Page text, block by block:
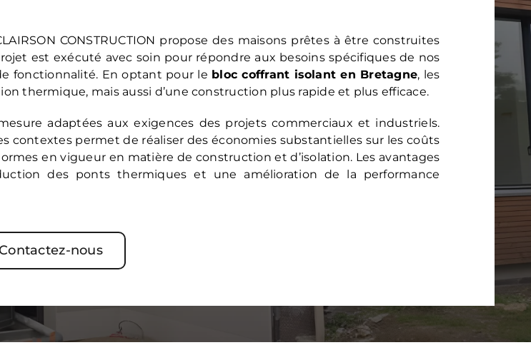
CONSTRUCTION propose des maisons prêtes à être construites
est exécuté avec soin pour répondre aux besoins spécifiques de nos
fonctionnalité. En optant pour le bloc coffrant isolant en Bretagne, les
thermique, mais aussi d’une construction plus rapide et plus efficace.
adaptées aux exigences des projets commerciaux et industriels.
contextes permet de réaliser des économies substantielles sur les coûts
en vigueur en matière de construction et d’isolation. Les avantages
des ponts thermiques et une amélioration de la performance
nous